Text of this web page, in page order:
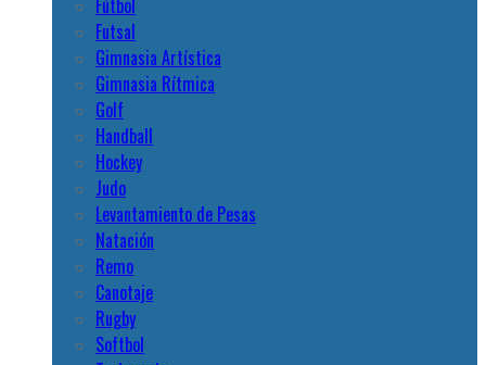
Fútbol
Futsal
Gimnasia Artística
Gimnasia Rítmica
Golf
Handball
Hockey
Judo
Levantamiento de Pesas
Natación
Remo
Canotaje
Rugby
Softbol